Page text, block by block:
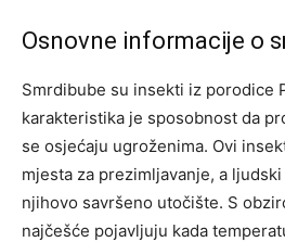
Osnovne informacije o
Smrdibube su insekti iz porodice
karakteristika je sposobnost da
se osjećaju ugroženima. Ovi
mjesta za prezimljavanje, a
njihovo savršeno utočište. S
najčešće pojavljuju kada